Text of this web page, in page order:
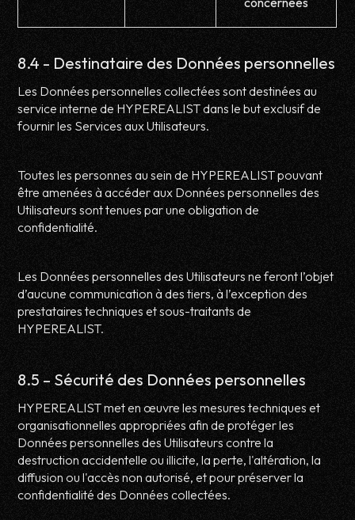
8.4 - Destinataire des Données personnelles
Les Données personnelles collectées sont destinées au
service interne de HYPEREALIST dans le but exclusif de
fournir les Services aux Utilisateurs.
Toutes les personnes au sein de HYPEREALIST pouvant
être amenées à accéder aux Données personnelles des
Utilisateurs sont tenues par une obligation de
confidentialité.
Les Données personnelles des Utilisateurs ne feront l’objet
d’aucune communication à des tiers, à l’exception des
prestataires techniques et sous-traitants de
HYPEREALIST.
8.5 – Sécurité des Données personnelles
HYPEREALIST met en œuvre les mesures techniques et
organisationnelles appropriées afin de protéger les
Données personnelles des Utilisateurs contre la
destruction accidentelle ou illicite, la perte, l'altération, la
diffusion ou l'accès non autorisé, et pour préserver la
confidentialité des Données collectées.